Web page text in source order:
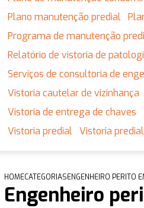
Plano manutenção predial
Programa de manutenção
Relatório de vistoria de
Serviços de consultoria de
Vistoria cautelar de vizinhança
Vistoria de entrega de chaves
Vistoria predial
Vistoria
HOMECATEGORIASENGENHEIRO PERITO
Engenheiro